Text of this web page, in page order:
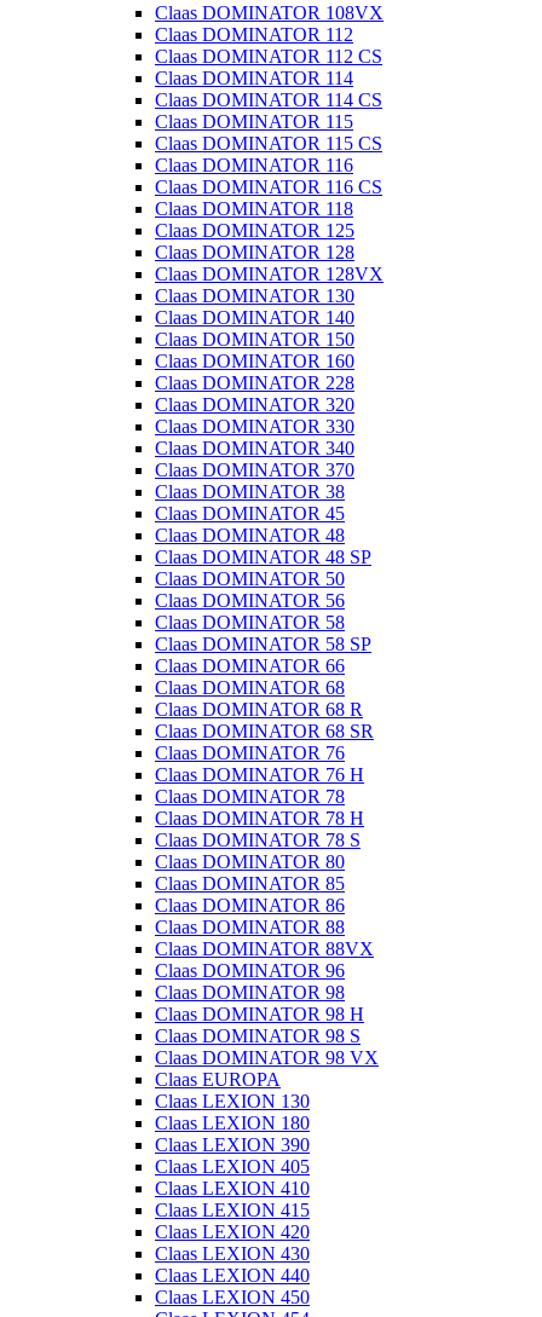
Claas DOMINATOR 108VX
Claas DOMINATOR 112
Claas DOMINATOR 112 CS
Claas DOMINATOR 114
Claas DOMINATOR 114 CS
Claas DOMINATOR 115
Claas DOMINATOR 115 CS
Claas DOMINATOR 116
Claas DOMINATOR 116 CS
Claas DOMINATOR 118
Claas DOMINATOR 125
Claas DOMINATOR 128
Claas DOMINATOR 128VX
Claas DOMINATOR 130
Claas DOMINATOR 140
Claas DOMINATOR 150
Claas DOMINATOR 160
Claas DOMINATOR 228
Claas DOMINATOR 320
Claas DOMINATOR 330
Claas DOMINATOR 340
Claas DOMINATOR 370
Claas DOMINATOR 38
Claas DOMINATOR 45
Claas DOMINATOR 48
Claas DOMINATOR 48 SP
Claas DOMINATOR 50
Claas DOMINATOR 56
Claas DOMINATOR 58
Claas DOMINATOR 58 SP
Claas DOMINATOR 66
Claas DOMINATOR 68
Claas DOMINATOR 68 R
Claas DOMINATOR 68 SR
Claas DOMINATOR 76
Claas DOMINATOR 76 H
Claas DOMINATOR 78
Claas DOMINATOR 78 H
Claas DOMINATOR 78 S
Claas DOMINATOR 80
Claas DOMINATOR 85
Claas DOMINATOR 86
Claas DOMINATOR 88
Claas DOMINATOR 88VX
Claas DOMINATOR 96
Claas DOMINATOR 98
Claas DOMINATOR 98 H
Claas DOMINATOR 98 S
Claas DOMINATOR 98 VX
Claas EUROPA
Claas LEXION 130
Claas LEXION 180
Claas LEXION 390
Claas LEXION 405
Claas LEXION 410
Claas LEXION 415
Claas LEXION 420
Claas LEXION 430
Claas LEXION 440
Claas LEXION 450